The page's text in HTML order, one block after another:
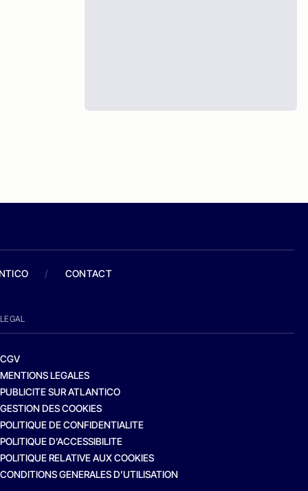
/ CONTACT
LEGAL
CGV
MENTIONS LEGALES
PUBLICITE SUR ATLANTICO
GESTION DES COOKIES
POLITIQUE DE CONFIDENTIALITE
POLITIQUE D’ACCESSIBILITE
POLITIQUE RELATIVE AUX COOKIES
CONDITIONS GENERALES D’UTILISATION